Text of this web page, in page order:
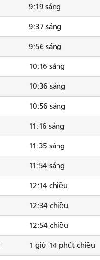
9:19 sáng
9:37 sáng
9:56 sáng
10:16 sáng
10:36 sáng
10:56 sáng
11:16 sáng
11:35 sáng
11:54 sáng
12:14 chiều
12:34 chiều
12:54 chiều
1 giờ 14 phút chiều